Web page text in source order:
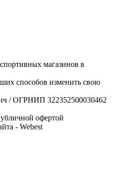
магазинов в
способов изменить свою
/ ОГРНИП 322352500030462
офертой
- Webest